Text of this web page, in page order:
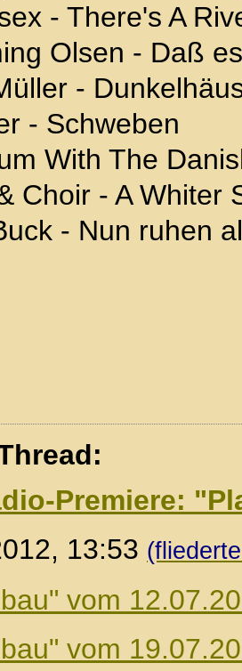
- There's A
Olsen - Daß
-
- Schweben
With The
Choir - A Whiter
- Nun ruhen
Premiere:
13:53
vom
vom